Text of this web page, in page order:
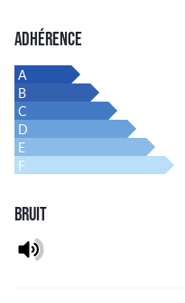
ADHÉRENCE
A
B
C
D
E
F
BRUIT